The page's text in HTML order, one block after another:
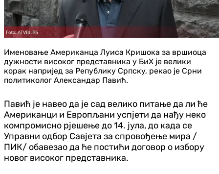
Именовање Американца Луиса Кришока за вршиоца
дужности високог представника у БиХ је велики
корак напријед за Републику Српску, рекао је Срни
политиколог Александар Павић.
Павић је навео да је сад велико питање да ли ће
Американци и Европљани успјети да нађу неко
компромисно рјешење до 14. јула, до када се
Управни одбор Савјета за спровођење мира /
ПИК/ обавезао да ће постићи договор о избору
новог високог представника.